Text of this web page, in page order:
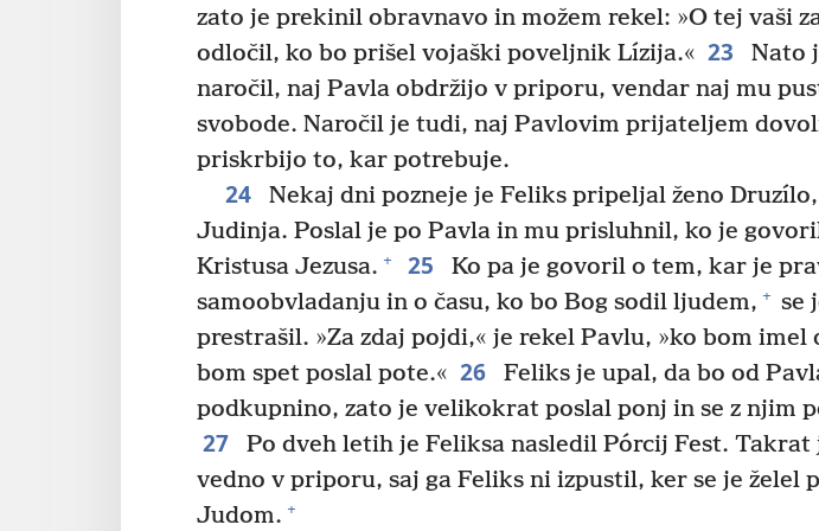
zato je prekinil obravnavo in možem rekel: »O tej vaši
odločil, ko bo prišel vojaški poveljnik Lízija.« 23
Nato
naročil, naj Pavla obdržijo v priporu, vendar naj mu
svobode. Naročil je tudi, naj Pavlovim prijateljem
priskrbijo to, kar potrebuje.
24
Nekaj dni pozneje je Feliks pripeljal ženo
Judinja. Poslal je po Pavla in mu prisluhnil, ko je
Kristusa Jezusa. + 25
Ko pa je govoril o tem, kar je
samoobvladanju in o času, ko bo Bog sodil ljudem, + se
prestrašil. »Za zdaj pojdi,« je rekel Pavlu, »ko bom imel
bom spet poslal pote.« 26
Feliks je upal, da bo od
podkupnino, zato je velikokrat poslal ponj in se z njim
27
Po dveh letih je Feliksa nasledil Pórcij Fest. Takrat
vedno v priporu, saj ga Feliks ni izpustil, ker se je želel
Judom. +